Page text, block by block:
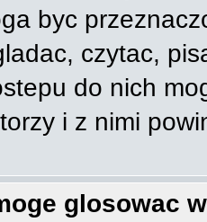
byc
czytac,
do nich
i z nimi
glosowac